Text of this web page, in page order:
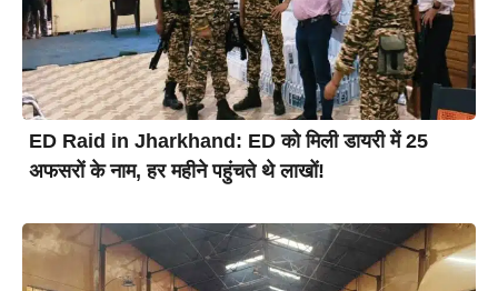
ED Raid in Jharkhand: ED को मिली डायरी में 25
अफसरों के नाम, हर महीने पहुंचते थे लाखों!